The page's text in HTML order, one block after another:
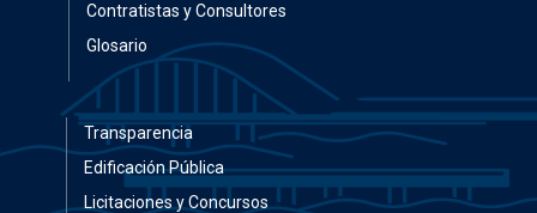
Contratistas y Consultores
Glosario
Transparencia
Edificación Pública
Licitaciones y Concursos